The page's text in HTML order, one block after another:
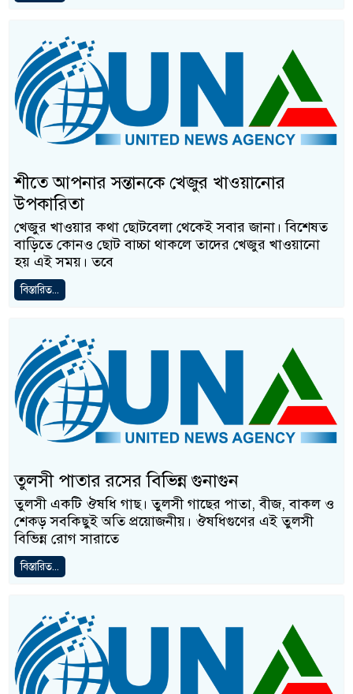
শীতে আপনার সন্তানকে খেজুর খাওয়ানোর
উপকারিতা
খেজুর খাওয়ার কথা ছোটবেলা থেকেই সবার জানা। বিশেষত
বাড়িতে কোনও ছোট বাচ্চা থাকলে তাদের খেজুর খাওয়ানো
হয় এই সময়। তবে
বিস্তারিত...
তুলসী পাতার রসের বিভিন্ন গুনাগুন
তুলসী একটি ঔষধি গাছ। তুলসী গাছের পাতা, বীজ, বাকল ও
শেকড় সবকিছুই অতি প্রয়োজনীয়। ঔষধিগুণের এই তুলসী
বিভিন্ন রোগ সারাতে
বিস্তারিত...